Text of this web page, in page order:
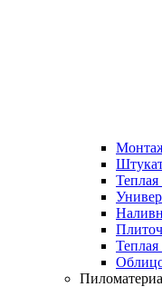
Теплая
Теплая